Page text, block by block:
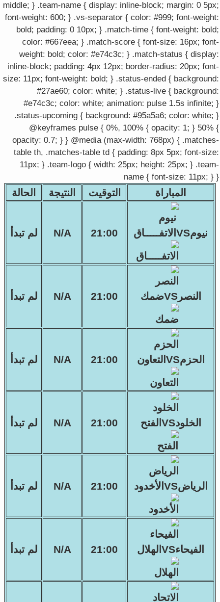
middle; } .team-name { display: inline-block; margin: 0 5px;
font-weight: 600; } .vs-separator { color: #999; font-weight:
bold; padding: 0 10px; } .match-time { font-weight: bold;
color: #667eea; } .match-score { font-size: 16px; font-
weight: bold; color: #e74c3c; } .match-status { display:
inline-block; padding: 4px 12px; border-radius: 20px; font-
size: 11px; font-weight: bold; } .status-ended { background:
#27ae60; color: white; } .status-live { background:
#e74c3c; color: white; animation: pulse 1.5s infinite; }
.status-upcoming { background: #95a5a6; color: white; }
@keyframes pulse { 0%, 100% { opacity: 1; } 50% {
opacity: 0.7; } } @media (max-width: 768px) { .matches-
table th, .matches-table td { padding: 8px 5px; font-size:
11px; } .team-logo { width: 25px; height: 25px; } .team-
name { font-size: 11px; } }
المباراة التوقيت النتيجة الحالة
نيومVSالاتفـــــاق 21:00
N/A لم تبدأ
النصرVSضمك 21:00
N/A لم تبدأ
الحزمVSالتعاون 21:00
N/A لم تبدأ
الخلودVSالفتح 21:00
N/A لم تبدأ
الرياضVSالأخدود 21:00
N/A لم تبدأ
الفيحاءVSالهلال 21:00
N/A لم تبدأ